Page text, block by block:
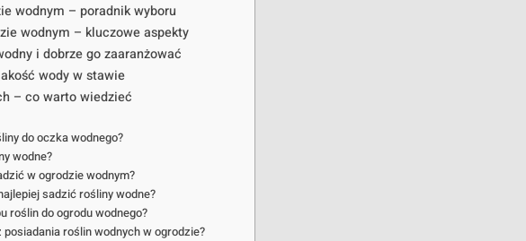
wodnym – poradnik wyboru
wodnym – kluczowe aspekty
i dobrze go zaaranżować
wody w stawie
– co warto wiedzieć
do oczka wodnego?
wodne?
w ogrodzie wodnym?
sadzić rośliny wodne?
roślin do ogrodu wodnego?
posiadania roślin wodnych w ogrodzie?